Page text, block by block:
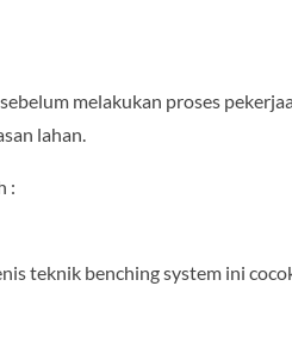
melakukan proses
lahan.
:
teknik benching system ini